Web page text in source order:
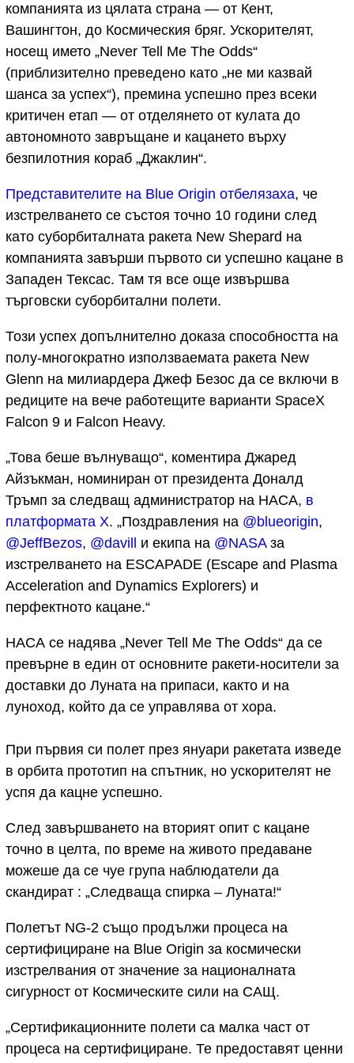
компанията из цялата страна — от Кент,
Вашингтон, до Космическия бряг. Ускорителят,
носещ името „Never Tell Me The Odds“
(приблизително преведено като „не ми казвай
шанса за успех“), премина успешно през всеки
критичен етап — от отделянето от кулата до
автономното завръщане и кацането върху
безпилотния кораб „Джаклин“.
Представителите на Blue Origin отбелязаха, че
изстрелването се състоя точно 10 години след
като суборбиталната ракета New Shepard на
компанията завърши първото си успешно кацане в
Западен Тексас. Там тя все още извършва
търговски суборбитални полети.
Този успех допълнително доказа способността на
полу-многократно използваемата ракета New
Glenn на милиардера Джеф Безос да се включи в
редиците на вече работещите варианти SpaceX
Falcon 9 и Falcon Heavy.
„Това беше вълнуващо“, коментира Джаред
Айзъкман, номиниран от президента Доналд
Тръмп за следващ администратор на НАСА, в
платформата Х. „Поздравления на @blueorigin,
@JeffBezos, @davill и екипа на @NASAза
изстрелването на ESCAPADE (Escape and Plasma
Acceleration and Dynamics Explorers) и
перфектното кацане.“
НАСА се надява „Never Tell Me The Odds“ да се
превърне в един от основните ракети-носители за
доставки до Луната на припаси, както и на
луноход, който да се управлява от хора.
При първия си полет през януари ракетата изведе
в орбита прототип на спътник, но ускорителят не
успя да кацне успешно.
След завършването на вторият опит с кацане
точно в целта, по време на живото предаване
можеше да се чуе група наблюдатели да
скандират : „Следваща спирка – Луната!“
Полетът NG-2 също продължи процеса на
сертифициране на Blue Origin за космически
изстрелвания от значение за националната
сигурност от Космическите сили на САЩ.
„Сертификационните полети са малка част от
процеса на сертифициране. Те предоставят ценни